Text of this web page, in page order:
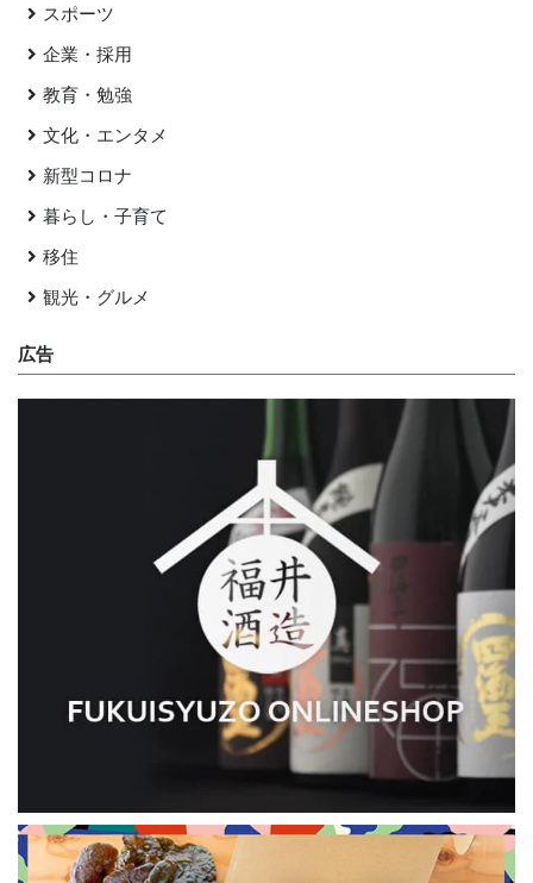
スポーツ
企業・採用
教育・勉強
文化・エンタメ
新型コロナ
暮らし・子育て
移住
観光・グルメ
広告